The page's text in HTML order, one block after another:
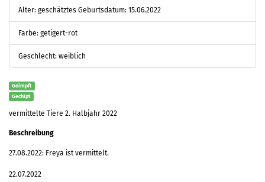
Alter: geschätztes Geburtsdatum: 15.06.2022
Farbe: getigert-rot
Geschlecht: weiblich
Geimpft
Gechipt
vermittelte Tiere 2. Halbjahr 2022
Beschreibung
27.08.2022: Freya ist vermittelt.
22.07.2022